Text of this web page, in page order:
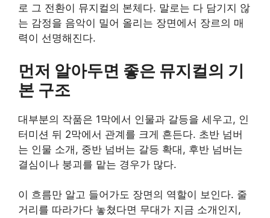
로 그 전환이 뮤지컬의 본체다. 말로는 다 담기지 않
는 감정을 음악이 밀어 올리는 장면에서 장르의 매
력이 선명해진다.
먼저 알아두면 좋은 뮤지컬의 기
본 구조
대부분의 작품은 1막에서 인물과 갈등을 세우고, 인
터미션 뒤 2막에서 관계를 크게 흔든다. 초반 넘버
는 인물 소개, 중반 넘버는 갈등 확대, 후반 넘버는
결심이나 붕괴를 맡는 경우가 많다.
이 흐름만 알고 들어가도 장면의 역할이 보인다. 줄
거리를 따라가다 놓쳤다면 무대가 지금 소개인지,